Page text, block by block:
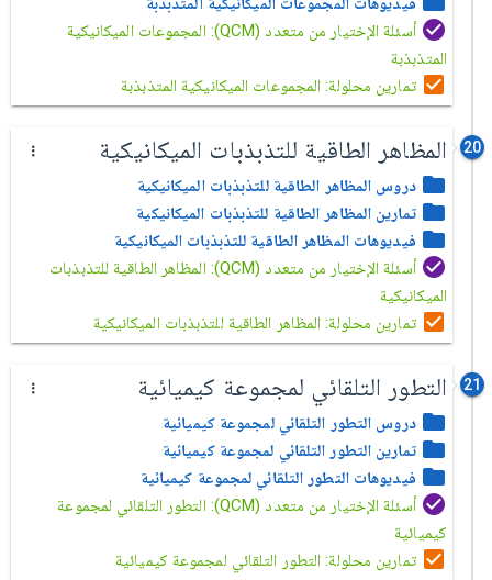
أسئلة الإختيار من متعدد (QCM): المجموعات الميكانيكية
المتذبذبة
تمارين محلولة: المجموعات الميكانيكية المتذبذبة
20 المظاهر الطاقية للتذبذبات الميكانيكية
دروس المظاهر الطاقية للتذبذبات الميكانيكية
تمارين المظاهر الطاقية للتذبذبات الميكانيكية
فيديوهات المظاهر الطاقية للتذبذبات الميكانيكية
أسئلة الإختيار من متعدد (QCM): المظاهر الطاقية للتذبذبات
الميكانيكية
تمارين محلولة: المظاهر الطاقية للتذبذبات الميكانيكية
21 التطور التلقائي لمجموعة كيميائية
دروس التطور التلقائي لمجموعة كيميائية
تمارين التطور التلقائي لمجموعة كيميائية
فيديوهات التطور التلقائي لمجموعة كيميائية
أسئلة الإختيار من متعدد (QCM): التطور التلقائي لمجموعة
كيميائية
تمارين محلولة: التطور التلقائي لمجموعة كيميائية